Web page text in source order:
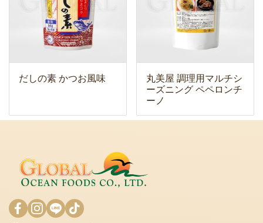
だしの素 かつお風味
丸美屋 調理用マルチシ
ーズニング ペペロンチ
ーノ